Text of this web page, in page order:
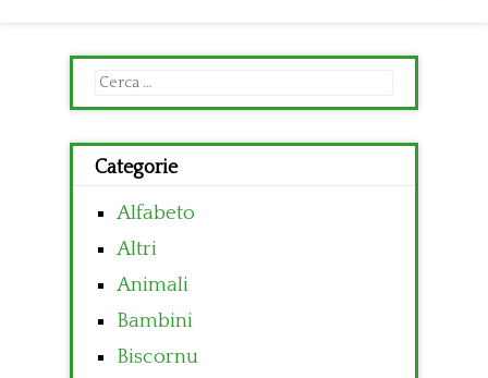
Ricerca
per:
Categorie
Alfabeto
Altri
Animali
Bambini
Biscornu